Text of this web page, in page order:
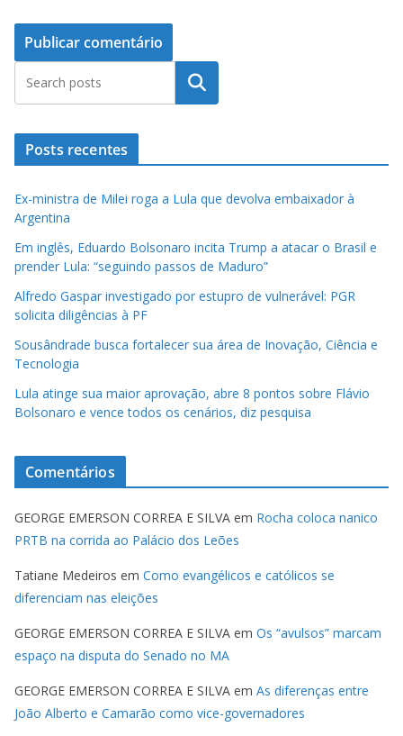
Pesquisar
Posts recentes
Ex-ministra de Milei roga a Lula que devolva embaixador à
Argentina
Em inglês, Eduardo Bolsonaro incita Trump a atacar o Brasil e
prender Lula: “seguindo passos de Maduro”
Alfredo Gaspar investigado por estupro de vulnerável: PGR
solicita diligências à PF
Sousândrade busca fortalecer sua área de Inovação, Ciência e
Tecnologia
Lula atinge sua maior aprovação, abre 8 pontos sobre Flávio
Bolsonaro e vence todos os cenários, diz pesquisa
Comentários
GEORGE EMERSON CORREA E SILVA em Rocha coloca nanico
PRTB na corrida ao Palácio dos Leões
Tatiane Medeiros em Como evangélicos e católicos se
diferenciam nas eleições
GEORGE EMERSON CORREA E SILVA em Os “avulsos” marcam
espaço na disputa do Senado no MA
GEORGE EMERSON CORREA E SILVA em As diferenças entre
João Alberto e Camarão como vice-governadores